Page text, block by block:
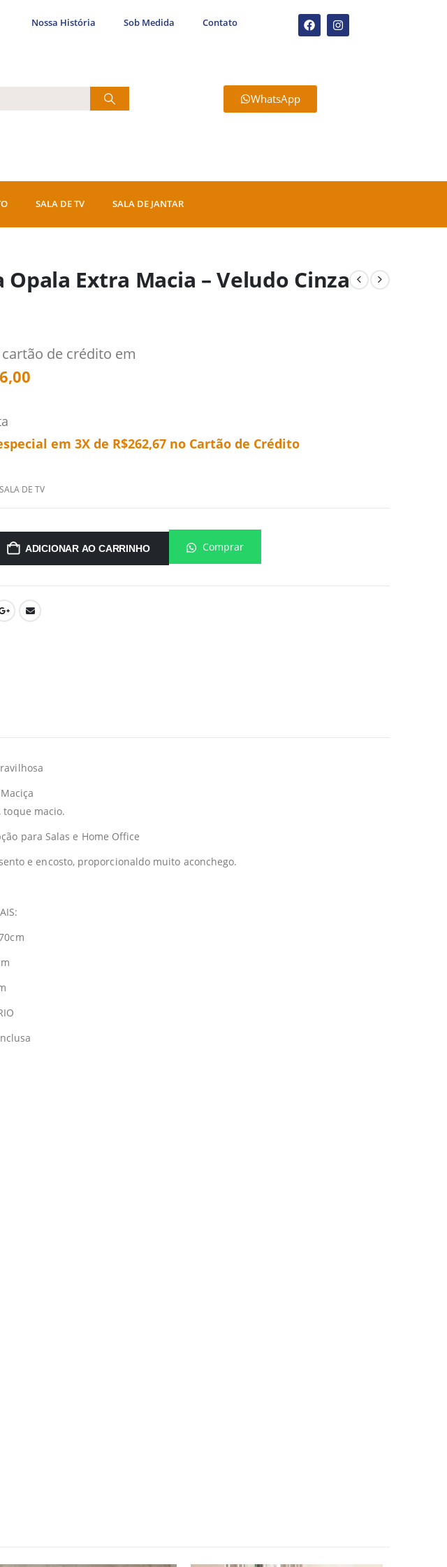
Nossa História Sob Medida Contato
WhatsApp
SALA DE TV SALA DE JANTAR
Extra Macia – Veludo Cinza
de crédito em
em 3X de R$262,67 no Cartão de Crédito
SALA DE TV
ADICIONAR AO CARRINHO Comprar
toque macio.
para Salas e Home Office
e encosto, proporcionaldo muito aconchego.